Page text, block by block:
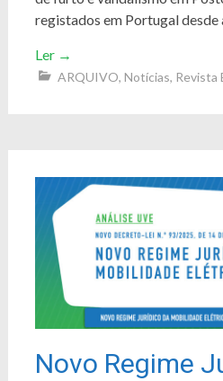
registados em Portugal desde
Ler →
ARQUIVO, Notícias, Revista
Novo Regime